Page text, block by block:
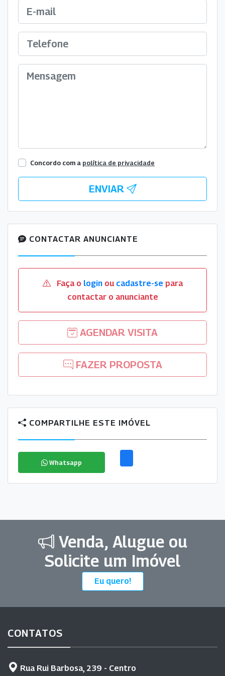
Concordo com a política de privacidade
ENVIAR
CONTACTAR ANUNCIANTE
Faça o loginou cadastre-se para
contactar o anunciante
AGENDAR VISITA
FAZER PROPOSTA
COMPARTILHE ESTE IMÓVEL
Whatsapp
Venda, Alugue ou
Solicite um Imóvel
Eu quero!
CONTATOS
Rua Rui Barbosa, 239 - Centro